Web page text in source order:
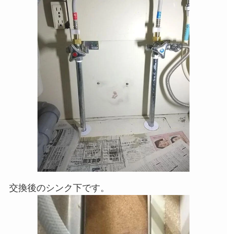
交換後のシンク下です。